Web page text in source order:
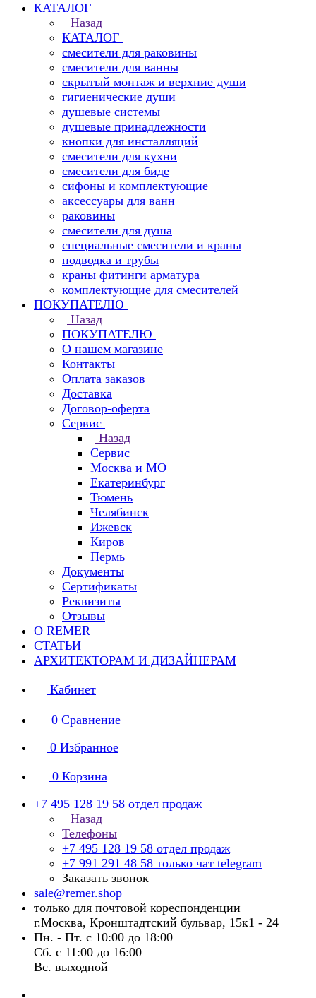
КАТАЛОГ
Назад
КАТАЛОГ
смесители для раковины
смесители для ванны
скрытый монтаж и верхние души
гигиенические души
душевые системы
душевые принадлежности
кнопки для инсталляций
смесители для кухни
смесители для биде
сифоны и комплектующие
аксессуары для ванн
раковины
смесители для душа
специальные смесители и краны
подводка и трубы
краны фитинги арматура
комплектующие для смесителей
ПОКУПАТЕЛЮ
Назад
ПОКУПАТЕЛЮ
О нашем магазине
Контакты
Оплата заказов
Доставка
Договор-оферта
Сервис
Назад
Сервис
Москва и МО
Екатеринбург
Тюмень
Челябинск
Ижевск
Киров
Пермь
Документы
Сертификаты
Реквизиты
Отзывы
О REMER
СТАТЬИ
АРХИТЕКТОРАМ И ДИЗАЙНЕРАМ
Кабинет
0 Сравнение
0 Избранное
0 Корзина
+7 495 128 19 58 отдел продаж
Назад
Телефоны
+7 495 128 19 58 отдел продаж
+7 991 291 48 58 только чат telegram
Заказать звонок
sale@remer.shop
только для почтовой кореспонденции
г.Москва, Кронштадтский бульвар, 15к1 - 24
Пн. - Пт. с 10:00 до 18:00
Сб. с 11:00 до 16:00
Вс. выходной